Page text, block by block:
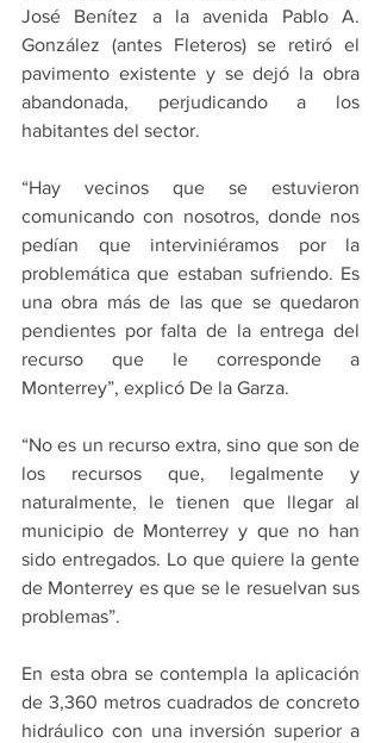
José Benítez a la avenida Pablo A.
González (antes Fleteros) se retiró el
pavimento existente y se dejó la obra
abandonada, perjudicando a los
habitantes del sector.
“Hay vecinos que se estuvieron
comunicando con nosotros, donde nos
pedían que interviniéramos por la
problemática que estaban sufriendo. Es
una obra más de las que se quedaron
pendientes por falta de la entrega del
recurso que le corresponde a
Monterrey”, explicó De la Garza.
“No es un recurso extra, sino que son de
los recursos que, legalmente y
naturalmente, le tienen que llegar al
municipio de Monterrey y que no han
sido entregados. Lo que quiere la gente
de Monterrey es que se le resuelvan sus
problemas”.
En esta obra se contempla la aplicación
de 3,360 metros cuadrados de concreto
hidráulico con una inversión superior a